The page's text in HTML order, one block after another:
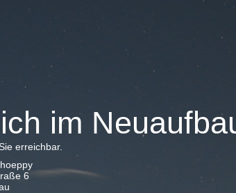
im
erreichbar.
6